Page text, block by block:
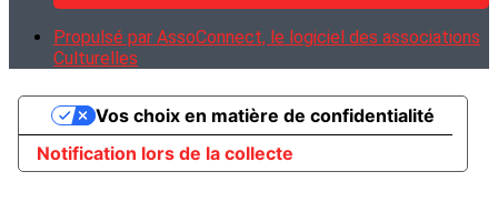
Propulsé par AssoConnect, le logiciel des associations
Culturelles
Notification lors de la collecte
Vos choix en matière de confidentialité